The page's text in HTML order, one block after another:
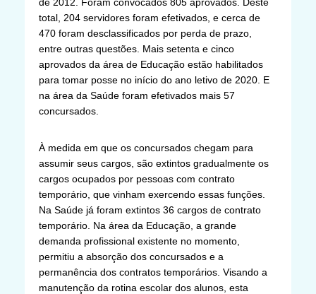
total, 204 servidores foram efetivados, e cerca de
470 foram desclassificados por perda de prazo,
entre outras questões. Mais setenta e cinco
aprovados da área de Educação estão habilitados
para tomar posse no início do ano letivo de 2020. E
na área da Saúde foram efetivados mais 57
concursados.
À medida em que os concursados chegam para
assumir seus cargos, são extintos gradualmente os
cargos ocupados por pessoas com contrato
temporário, que vinham exercendo essas funções.
Na Saúde já foram extintos 36 cargos de contrato
temporário. Na área da Educação, a grande
demanda profissional existente no momento,
permitiu a absorção dos concursados e a
permanência dos contratos temporários. Visando a
manutenção da rotina escolar dos alunos, esta